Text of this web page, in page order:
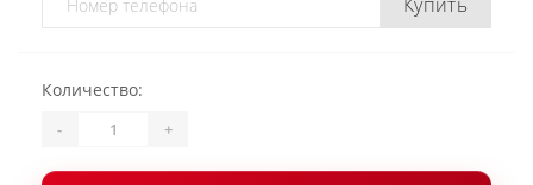
Количество:
- +